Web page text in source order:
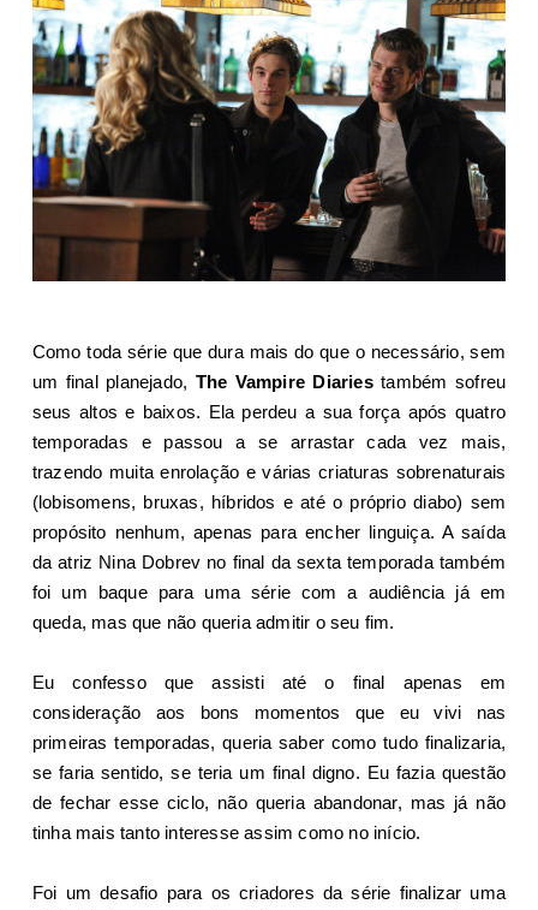
Como toda série que dura mais do que o necessário, sem
um final planejado, The Vampire Diariestambém sofreu
seus altos e baixos. Ela perdeu a sua força após quatro
temporadas e passou a se arrastar cada vez mais,
trazendo muita enrolação e várias criaturas sobrenaturais
(lobisomens, bruxas, híbridos e até o próprio diabo) sem
propósito nenhum, apenas para encher linguiça. A saída
da atriz Nina Dobrev no final da sexta temporada também
foi um baque para uma série com a audiência já em
queda, mas que não queria admitir o seu fim.
Eu confesso que assisti até o final apenas em
consideração aos bons momentos que eu vivi nas
primeiras temporadas, queria saber como tudo finalizaria,
se faria sentido, se teria um final digno. Eu fazia questão
de fechar esse ciclo, não queria abandonar, mas já não
tinha mais tanto interesse assim como no início.
Foi um desafio para os criadores da série finalizar uma